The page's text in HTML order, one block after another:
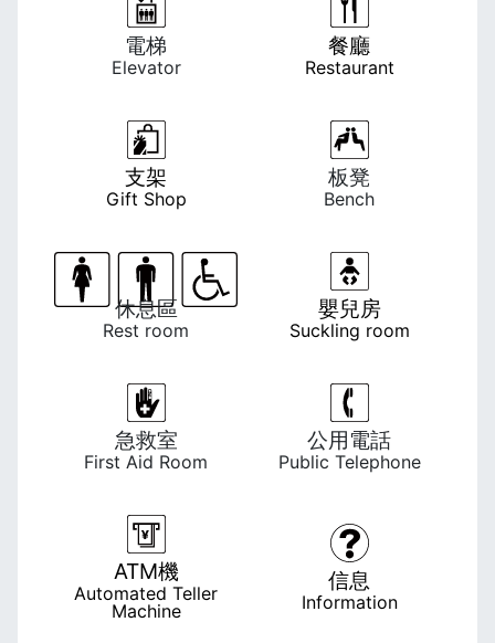
電梯
Elevator
餐廳
Restaurant
支架
Gift Shop
板凳
Bench
休息區
Rest room
嬰兒房
Suckling room
急救室
First Aid Room
公用電話
Public Telephone
ATM機
Automated Teller
Machine
信息
Information